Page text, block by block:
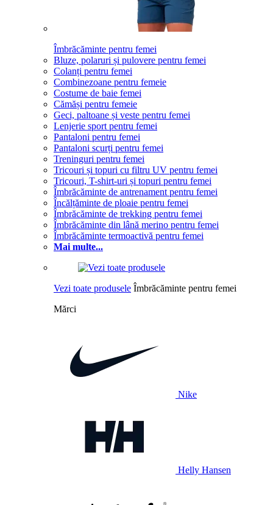
Îmbrăcăminte pentru femei
Bluze, polaruri și pulovere pentru femei
Colanți pentru femei
Combinezoane pentru femeie
Costume de baie femei
Cămăși pentru femeie
Geci, paltoane și veste pentru femei
Lenjerie sport pentru femei
Pantaloni pentru femei
Pantaloni scurți pentru femei
Treninguri pentru femei
Tricouri și topuri cu filtru UV pentru femei
Tricouri, T-shirt-uri și topuri pentru femei
Îmbrăcăminte de antrenament pentru femei
Încălțăminte de ploaie pentru femei
Îmbrăcăminte de trekking pentru femei
Îmbrăcăminte din lână merino pentru femei
Îmbrăcăminte termoactivă pentru femei
Mai multe...
Vezi toate produsele Îmbrăcăminte pentru femei
Mărci
Nike
Helly Hansen